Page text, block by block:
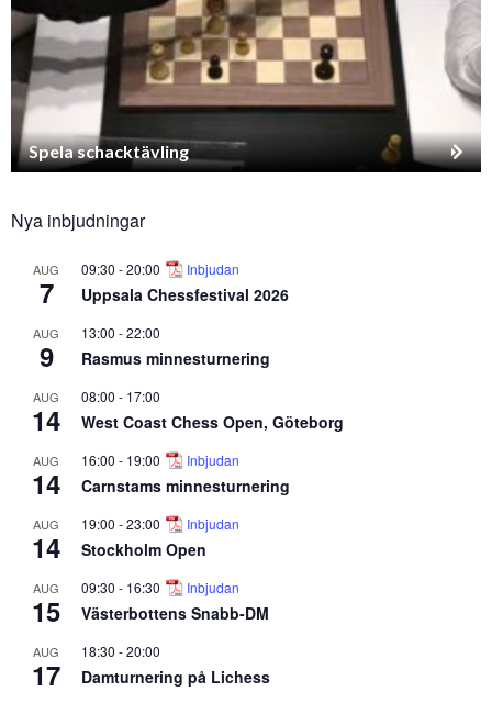
Spela schacktävling
Nya inbjudningar
AUG
7
09:30 -20:00 Inbjudan
Uppsala Chessfestival 2026
AUG
9
13:00 -22:00
Rasmus minnesturnering
AUG
14
08:00 - 17:00
West Coast Chess Open, Göteborg
AUG
14
16:00 - 19:00 Inbjudan
Carnstams minnesturnering
AUG
14
19:00 -23:00 Inbjudan
Stockholm Open
AUG
15
09:30 - 16:30 Inbjudan
Västerbottens Snabb-DM
AUG
17
18:30 -20:00
Damturnering på Lichess